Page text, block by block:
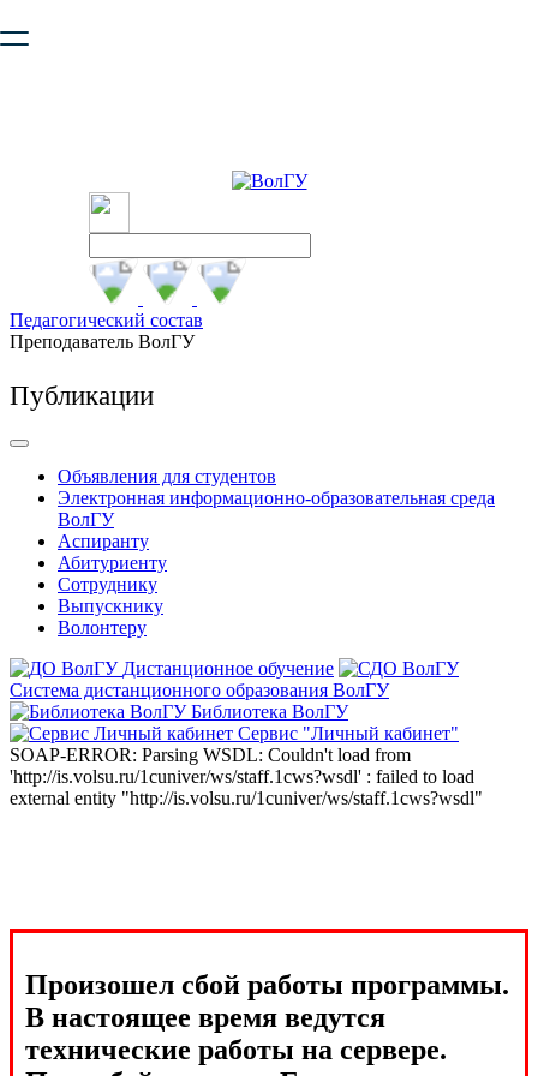
безопасную работу с сайтом. Пожалуйста
Педагогический состав
Преподаватель ВолГУ
Публикации
Объявления для студентов
Электронная информационно-образовательная среда
ВолГУ
Аспиранту
Абитуриенту
Сотруднику
Выпускнику
Волонтеру
Дистанционное обучение
Система дистанционного образования ВолГУ
Библиотека ВолГУ
Сервис "Личный кабинет"
SOAP-ERROR: Parsing WSDL: Couldn't load from
'http://is.volsu.ru/1cuniver/ws/staff.1cws?wsdl' : failed to load
external entity "http://is.volsu.ru/1cuniver/ws/staff.1cws?wsdl"
Произошел сбой работы программы.
В настоящее время ведутся
технические работы на сервере.